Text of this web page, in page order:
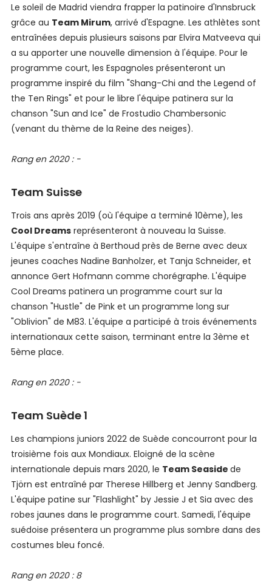
Le soleil de Madrid viendra frapper la patinoire d'Innsbruck
grâce au Team Mirum, arrivé d'Espagne. Les athlètes sont
entraînées depuis plusieurs saisons par Elvira Matveeva qui
a su apporter une nouvelle dimension à l'équipe. Pour le
programme court, les Espagnoles présenteront un
programme inspiré du film "Shang-Chi and the Legend of
the Ten Rings" et pour le libre l'équipe patinera sur la
chanson "Sun and Ice" de Frostudio Chambersonic
(venant du thème de la Reine des neiges).
Rang en 2020 : -
Team Suisse
Trois ans après 2019 (où l'équipe a terminé 10ème), les
Cool Dreamsreprésenteront à nouveau la Suisse.
L'équipe s'entraîne à Berthoud près de Berne avec deux
jeunes coaches Nadine Banholzer, et Tanja Schneider, et
annonce Gert Hofmann comme chorégraphe. L'équipe
Cool Dreams patinera un programme court sur la
chanson "Hustle" de Pink et un programme long sur
"Oblivion" de M83. L'équipe a participé à trois événements
internationaux cette saison, terminant entre la 3ème et
5ème place.
Rang en 2020 : -
Team Suède 1
Les champions juniors 2022 de Suède concourront pour la
troisième fois aux Mondiaux. Eloigné de la scène
internationale depuis mars 2020, le Team Seaside de
Tjörn est entraîné par Therese Hillberg et Jenny Sandberg.
L'équipe patine sur "Flashlight" by Jessie J et Sia avec des
robes jaunes dans le programme court. Samedi, l'équipe
suédoise présentera un programme plus sombre dans des
costumes bleu foncé.
Rang en 2020 : 8